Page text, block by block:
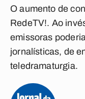
O aumento de
RedeTV!. Ao
emissoras
jornalísticas, de
teledramaturgia.